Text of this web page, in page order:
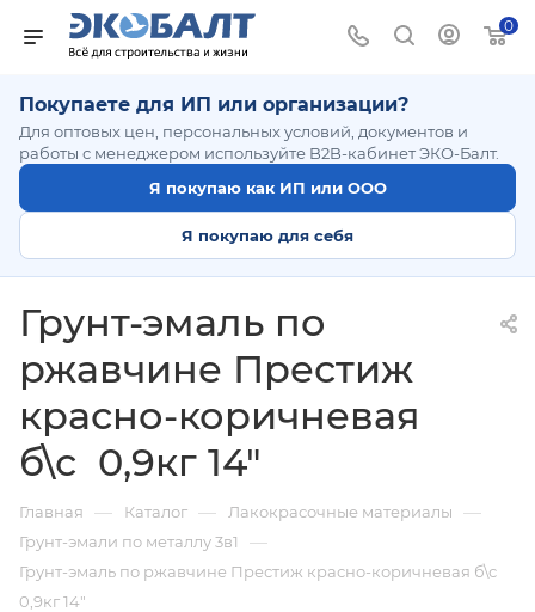
0
Покупаете для ИП или организации?
Для оптовых цен, персональных условий, документов и
работы с менеджером используйте B2B-кабинет ЭКО-Балт.
Я покупаю как ИП или ООО
Я покупаю для себя
Грунт-эмаль по
ржавчине Престиж
красно-коричневая
б\с 0,9кг 14"
Главная — Каталог — Лакокрасочные материалы —
Грунт-эмали по металлу 3в1 —
Грунт-эмаль по ржавчине Престиж красно-коричневая б\с
0,9кг 14"